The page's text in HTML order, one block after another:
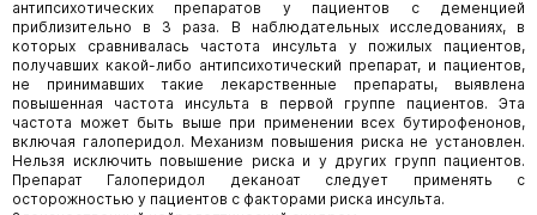
антипсихотических препаратов у пациентов с деменцией
приблизительно в 3 раза. В наблюдательных исследованиях, в
которых сравнивалась частота инсульта у пожилых пациентов,
получавших какой-либо антипсихотический препарат, и пациентов,
не принимавших такие лекарственные препараты, выявлена
повышенная частота инсульта в первой группе пациентов. Эта
частота может быть выше при применении всех бутирофенонов,
включая галоперидол. Механизм повышения риска не установлен.
Нельзя исключить повышение риска и у других групп пациентов.
Препарат Галоперидол деканоат следует применять с
осторожностью у пациентов с факторами риска инсульта.